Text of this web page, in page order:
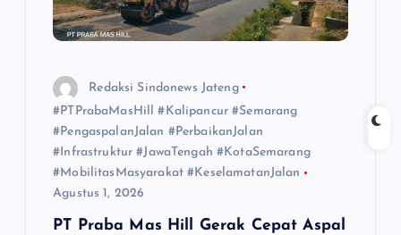
Redaksi Sindonews Jateng
#PTPrabaMasHill #Kalipancur #Semarang
#PengaspalanJalan #PerbaikanJalan
#Infrastruktur #JawaTengah #KotaSemarang
#MobilitasMasyarakat #KeselamatanJalan
Agustus 1, 2026
PT Praba Mas Hill Gerak Cepat Aspal